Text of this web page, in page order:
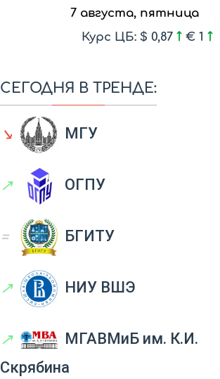
7 августа, пятница
Курс ЦБ: $ 0,87
€ 1
СЕГОДНЯ В ТРЕНДЕ:
↘ МГУ
↗ ОГПУ
= БГИТУ
↗ НИУ ВШЭ
↗
МГАВМиБ им. К.И.
Скрябина